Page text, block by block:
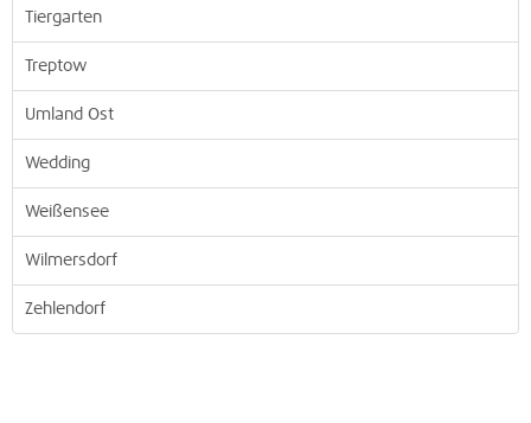
Tiergarten
Treptow
Umland Ost
Wedding
Weißensee
Wilmersdorf
Zehlendorf